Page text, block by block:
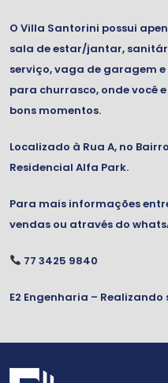
O Villa Santorini possui
sala de estar/jantar,
serviço, vaga de garagem
para churrasco, onde você
bons momentos.
Localizado à Rua A, no
Residencial Alfa Park.
Para mais informações
vendas ou através do
77 3425 9840
E2 Engenharia –